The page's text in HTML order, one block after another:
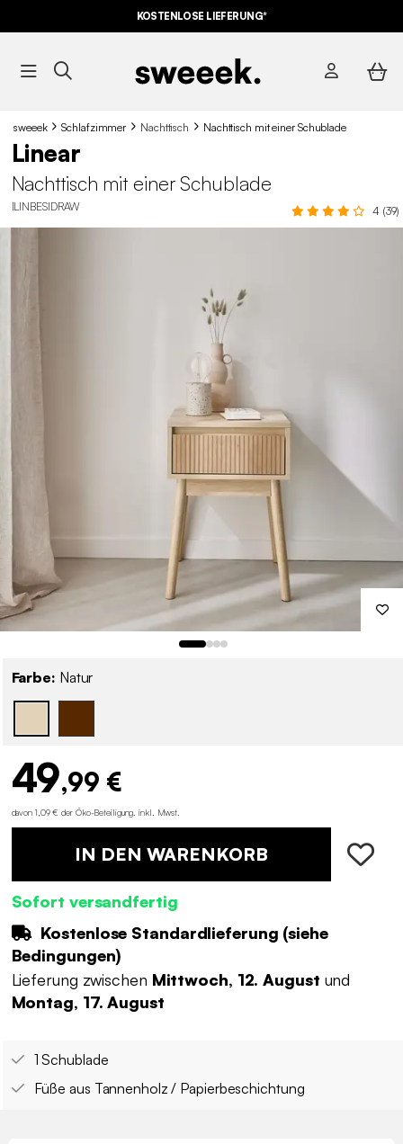
KOSTENLOSE LIEFERUNG*
sweeek Schlafzimmer Nachttisch Nachttisch mit einer Schublade
Linear
Nachttisch mit einer Schublade
ILINBESIDRAW 4 (39)
Farbe: Natur
49,99 €
davon 1,09 € der Öko-Beteiligung inkl. Mwst.
IN DEN WARENKORB
Sofort versandfertig
Kostenlose Standardlieferung (siehe
Bedingungen)
Lieferung zwischen Mittwoch, 12. August und
Montag, 17. August
1 Schublade
Füße aus Tannenholz / Papierbeschichtung